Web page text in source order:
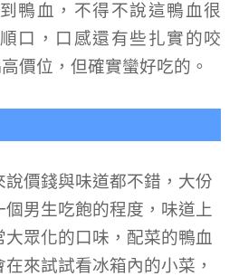
鴨血，不得不說這鴨血很
口，口感還有些扎實的咬
價位，但確實蠻好吃的。
說價錢與味道都不錯，大份
男生吃飽的程度，味道上
眾化的口味，配菜的鴨血
來試試看冰箱內的小菜，